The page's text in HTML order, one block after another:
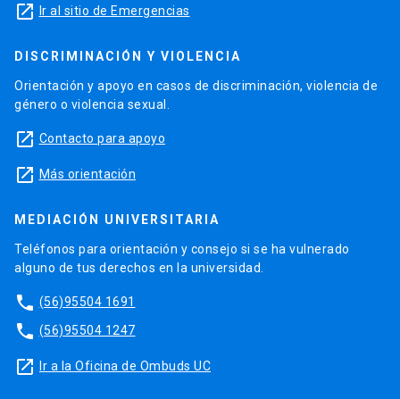
launch Ir al sitio de Emergencias
DISCRIMINACIÓN Y VIOLENCIA
Orientación y apoyo en casos de discriminación, violencia de
género o violencia sexual.
launch Contacto para apoyo
launch Más orientación
MEDIACIÓN UNIVERSITARIA
Teléfonos para orientación y consejo si se ha vulnerado
alguno de tus derechos en la universidad.
phone (56)95504 1691
phone (56)95504 1247
launch Ir a la Oficina de Ombuds UC